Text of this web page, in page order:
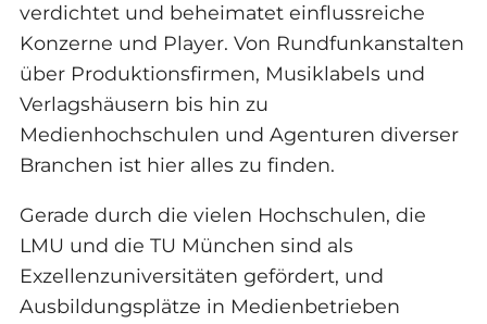
verdichtet und beheimatet einflussreiche
Konzerne und Player. Von Rundfunkanstalten
über Produktionsfirmen, Musiklabels und
Verlagshäusern bis hin zu
Medienhochschulen und Agenturen diverser
Branchen ist hier alles zu finden.
Gerade durch die vielen Hochschulen, die
LMU und die TU München sind als
Exzellenzuniversitäten gefördert, und
Ausbildungsplätze in Medienbetrieben